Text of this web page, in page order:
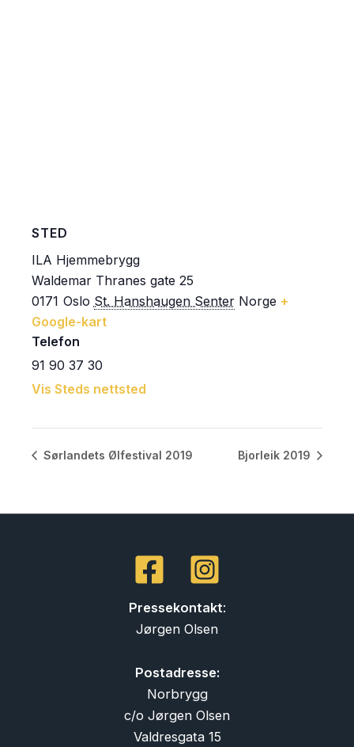
STED
ILA Hjemmebrygg
Waldemar Thranes gate 25
Oslo St. Hanshaugen Senter
0171 Norge +
Google-kart
Telefon
91 90 37 30
Vis Steds nettsted
Sørlandets Ølfestival 2019 Bjorleik 2019
Pressekontakt:
Jørgen Olsen
Postadresse:
Norbrygg
c/o Jørgen Olsen
Valdresgata 15